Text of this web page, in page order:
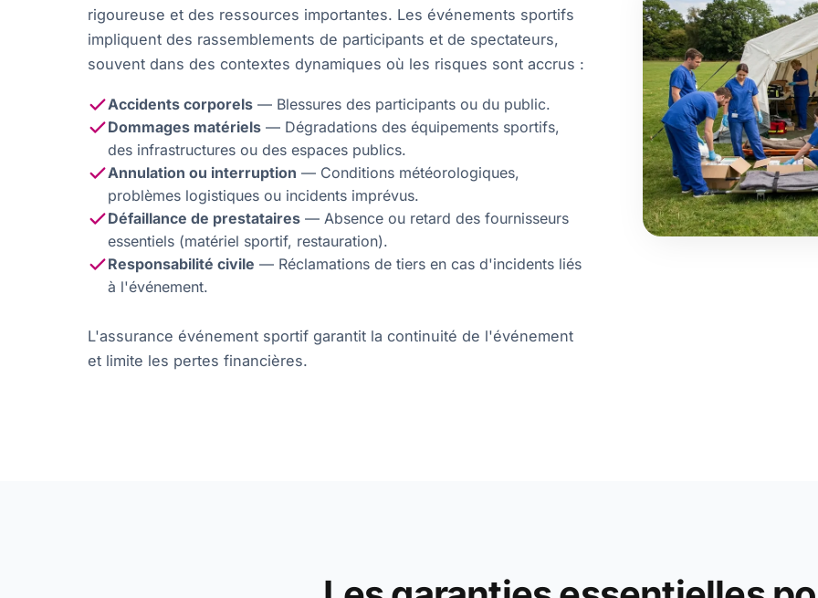
rigoureuse et des ressources importantes. Les événements sportifs
impliquent des rassemblements de participants et de spectateurs,
souvent dans des contextes dynamiques où les risques sont accrus :
Accidents corporels — Blessures des participants ou du public.
Dommages matériels — Dégradations des équipements sportifs,
des infrastructures ou des espaces publics.
Annulation ou interruption — Conditions météorologiques,
problèmes logistiques ou incidents imprévus.
Défaillance de prestataires — Absence ou retard des fournisseurs
essentiels (matériel sportif, restauration).
Responsabilité civile — Réclamations de tiers en cas d'incidents liés
à l'événement.
L'assurance événement sportif garantit la continuité de l'événement
et limite les pertes financières.